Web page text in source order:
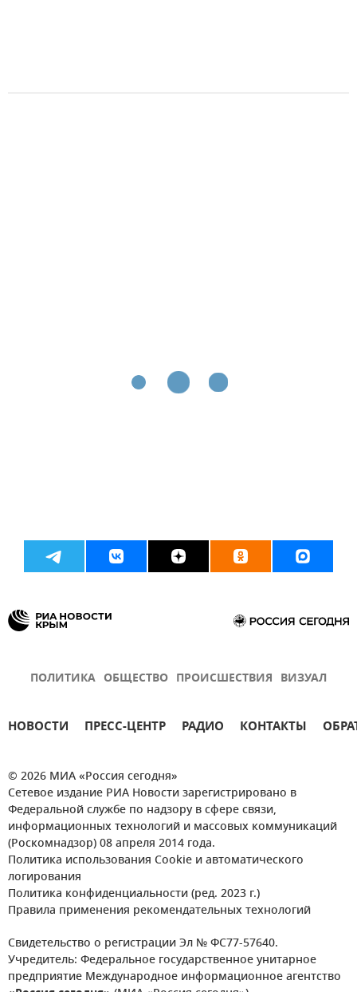
ПОЛИТИКА ОБЩЕСТВО ПРОИСШЕСТВИЯ ВИЗУАЛ
НОВОСТИ ПРЕСС-ЦЕНТР РАДИО КОНТАКТЫ
© 2026 МИА «Россия сегодня»
Сетевое издание РИА Новости зарегистрировано в
Федеральной службе по надзору в сфере связи,
информационных технологий и массовых коммуникаций
(Роскомнадзор) 08 апреля 2014 года.
Политика использования Cookie и автоматического
логирования
Политика конфиденциальности (ред. 2023 г.)
Правила применения рекомендательных технологий
Свидетельство о регистрации Эл № ФС77-57640.
Учредитель: Федеральное государственное унитарное
предприятие Международное информационное агентство